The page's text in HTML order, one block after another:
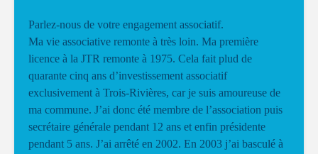
Parlez-nous de votre engagement associatif.
Ma vie associative remonte à très loin. Ma première
licence à la JTR remonte à 1975. Cela fait plud de
quarante cinq ans d’investissement associatif
exclusivement à Trois-Rivières, car je suis amoureuse de
ma commune. J’ai donc été membre de l’association puis
secrétaire générale pendant 12 ans et enfin présidente
pendant 5 ans. J’ai arrêté en 2002. En 2003 j’ai basculé à